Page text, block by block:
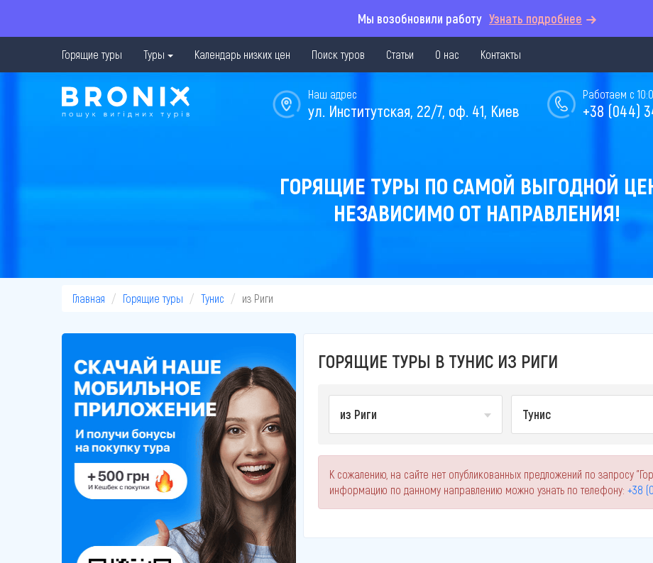
Мы возобновили работу Узнать подробнее
Горящие туры Туры Календарь низких цен Поиск туров Статьи О нас Контакты
Работаем с
+38 (044)
Наш адрес
ул. Институтская, 22/7, оф. 41, Киев
ГОРЯЩИЕ ТУРЫ ПО САМОЙ ВЫГОДНОЙ
НЕЗАВИСИМО ОТ НАПРАВЛЕНИЯ!
Главная Горящие туры Тунис из Риги
ГОРЯЩИЕ ТУРЫ В ТУНИС ИЗ РИГИ
из Риги Тунис
К сожалению, на сайте нет опубликованных предложений по запросу
информацию по данному направлению можно узнать по телефону: +38